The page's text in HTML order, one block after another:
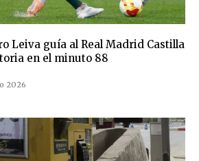
Leiva guía al Real Madrid Castilla
en el minuto 88
2026